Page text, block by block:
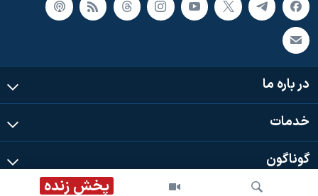
پخش زنده
در باره ما
خدمات
گوناگون